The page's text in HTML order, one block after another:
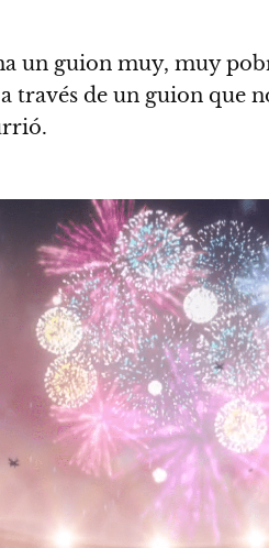
un guion muy, muy
través de un guion que